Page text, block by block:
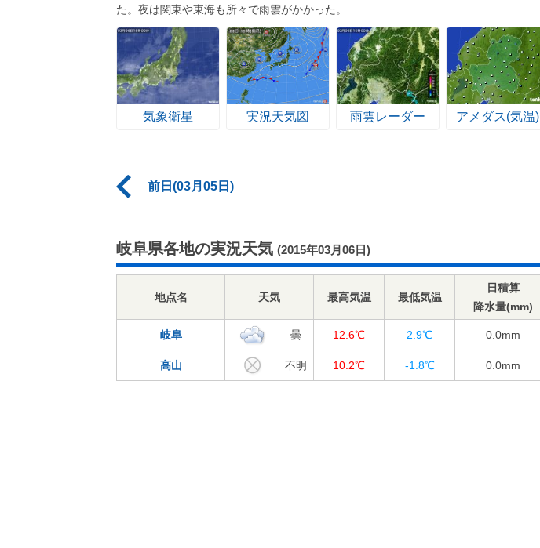
た。夜は関東や東海も所々で雨雲がかかった。
気象衛星 実況天気図 雨雲レーダー アメダス(気温)
前日(03月05日)
岐阜県各地の実況天気 (2015年03月06日)
地点名 天気 最高気温 最低気温
日積算
降水量(mm)
岐阜 曇 12.6℃ 2.9℃ 0.0mm
高山 不明 10.2℃ -1.8℃ 0.0mm